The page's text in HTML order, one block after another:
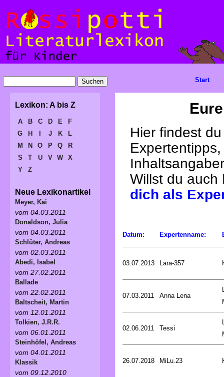
Hier findest
Willst du
dich als
Datum: Expertenname:
03.07.2013 Lara-357
07.03.2011 Anna Lena
02.06.2011 Tessi
26.07.2018 MiLu.23
Start
Lexikon: A bis Z
A B C D E
F
G
H J K
L
M
N O P Q
R
S
T U V W
X
Y
Z
Neue Lexikonartikel
Meyer, Kai
vom 04.03.2011
Donaldson, Julia
vom 04.03.2011
Schlüter, Andreas
vom 02.03.2011
Abedi, Isabel
vom 27.02.2011
Ballade
vom 22.02.2011
Baltscheit, Martin
vom 12.01.2011
Tolkien, J.R.R.
vom 06.01.2011
Steinhöfel, Andreas
vom 04.01.2011
Klassik
vom 09.12.2010